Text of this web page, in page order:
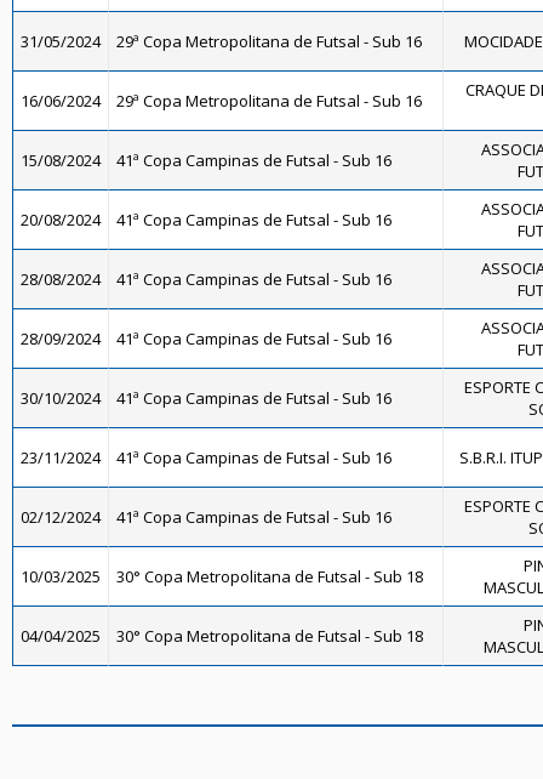
31/05/2024 29ª Copa Metropolitana de Futsal - Sub 16
16/06/2024 29ª Copa Metropolitana de Futsal - Sub 16 CRAQUE
15/08/2024 41ª Copa Campinas de Futsal - Sub 16
20/08/2024 41ª Copa Campinas de Futsal - Sub 16
28/08/2024 41ª Copa Campinas de Futsal - Sub 16
28/09/2024 41ª Copa Campinas de Futsal - Sub 16
30/10/2024 41ª Copa Campinas de Futsal - Sub 16
ESPORTE
23/11/2024 41ª Copa Campinas de Futsal - Sub 16 S.B.R.I.
02/12/2024 41ª Copa Campinas de Futsal - Sub 16
ESPORTE
10/03/2025 30° Copa Metropolitana de Futsal - Sub 18
04/04/2025 30° Copa Metropolitana de Futsal - Sub 18